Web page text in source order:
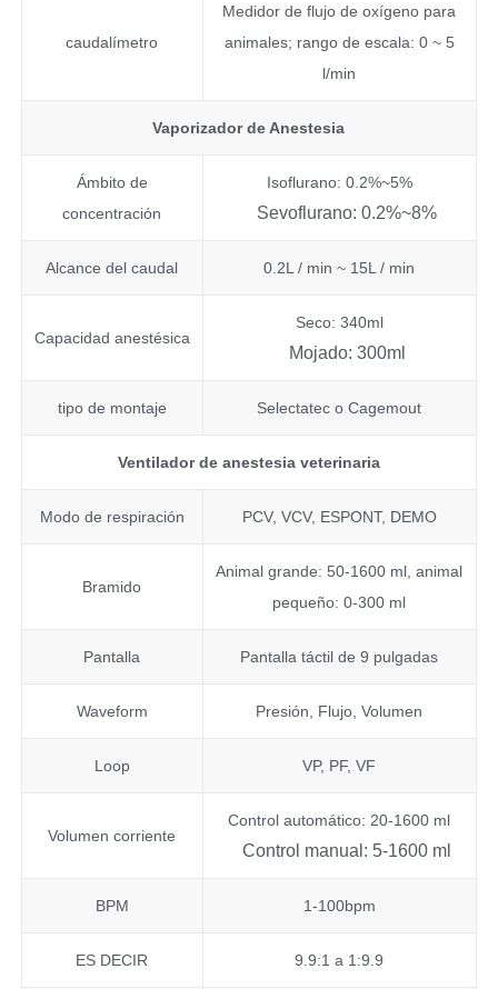
caudalímetro
Medidor de flujo de oxígeno para
animales; rango de escala: 0 ~ 5
l/min
Vaporizador de Anestesia
Ámbito de
concentración
Isoflurano: 0.2%~5%
Sevoflurano: 0.2%~8%
Alcance del caudal 0.2L / min ~ 15L / min
Capacidad anestésica
Seco: 340ml
Mojado: 300ml
tipo de montaje Selectatec o Cagemout
Ventilador de anestesia veterinaria
Modo de respiración PCV, VCV, ESPONT, DEMO
Bramido
Animal grande: 50-1600 ml, animal
pequeño: 0-300 ml
Pantalla Pantalla táctil de 9 pulgadas
Waveform Presión, Flujo, Volumen
Loop VP, PF, VF
Volumen corriente
Control automático: 20-1600 ml
Control manual: 5-1600 ml
BPM 1-100bpm
ES DECIR 9.9:1 a 1:9.9